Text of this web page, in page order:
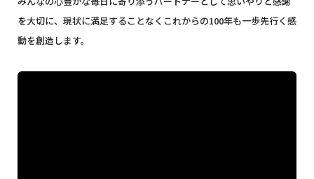
を大切に、現状に満足することなく これからの100年も一歩先行く感
動を創造します。